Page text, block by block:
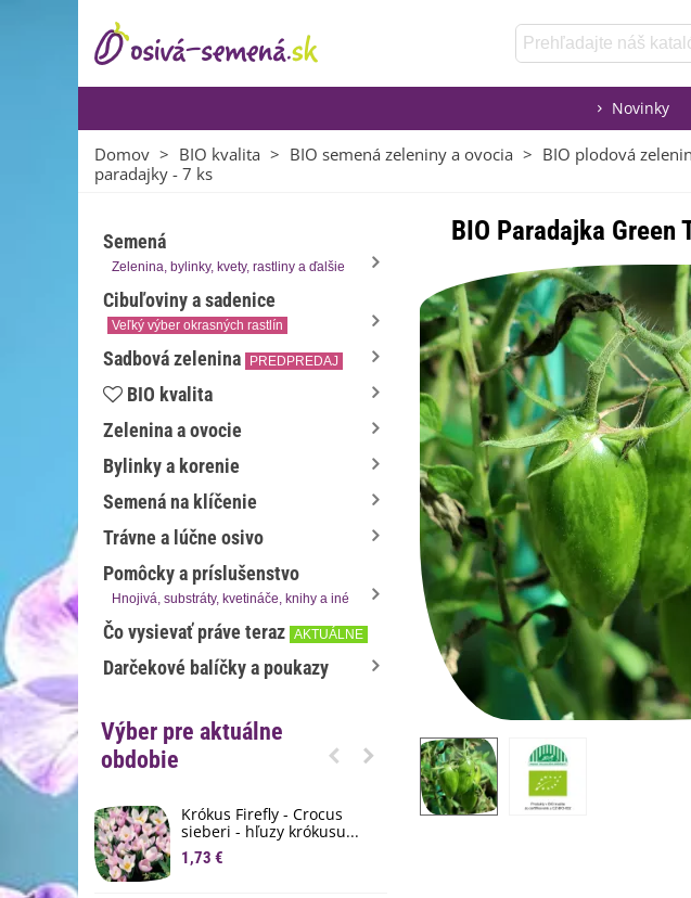
Novinky
Domov > BIO kvalita > BIO semená zeleniny a ovocia > BIO plodová
paradajky - 7 ks
Semená
Zelenina, bylinky, kvety, rastliny a ďalšie
Cibuľoviny a sadenice
Veľký výber okrasných rastlín
Sadbová zelenina PREDPREDAJ
BIO kvalita
Zelenina a ovocie
Bylinky a korenie
Semená na klíčenie
Trávne a lúčne osivo
Pomôcky a príslušenstvo
Hnojivá, substráty, kvetináče, knihy a iné
Čo vysievať práve teraz AKTUÁLNE
Darčekové balíčky a poukazy
Výber pre aktuálne
obdobie
Krókus Firefly - Crocus
sieberi - hľuzy krókusu...
1,73 €
Semienkové bomby -
BIO Paradajka